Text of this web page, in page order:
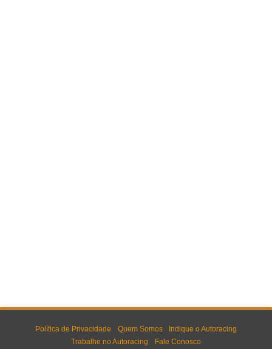
Política de Privacidade Quem Somos
Indique o Autoracing
Trabalhe no Autoracing
Fale Conosco